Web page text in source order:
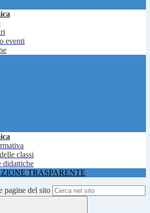
eventi
classi
didattiche
TRASPARENTE
pagine del sito